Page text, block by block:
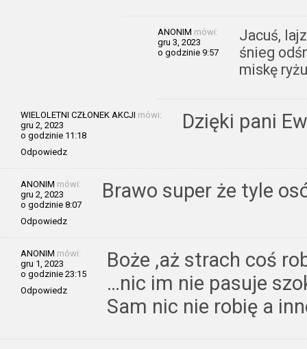
ANONIM mówi:
gru 3, 2023
o godzinie 9:57
Jacuś,
śnieg
miskę
WIELOLETNI CZŁONEK AKCJI mówi:
gru 2, 2023
o godzinie 11:18
Odpowiedz
Dzięki pani
ANONIM mówi:
gru 2, 2023
o godzinie 8:07
Odpowiedz
Brawo super że tyle
ANONIM mówi:
gru 1, 2023
o godzinie 23:15
Odpowiedz
Boże ,aż strach coś
…nic im nie pasuje
Sam nic nie robię a